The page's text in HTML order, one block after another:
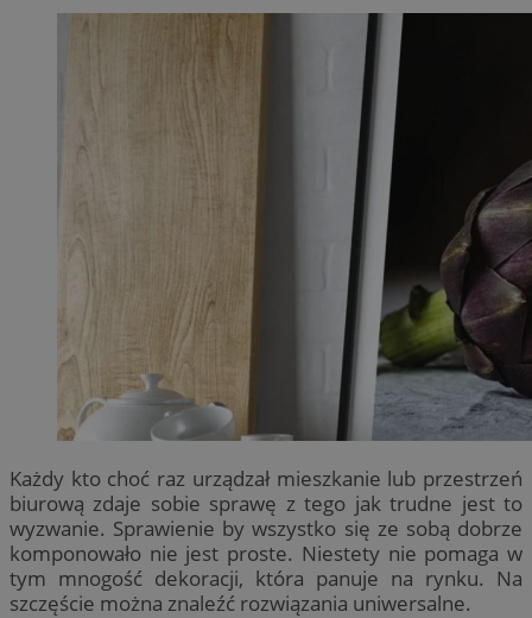
Każdy kto choć raz urządzał mieszkanie lub przestrzeń
biurową zdaje sobie sprawę z tego jak trudne jest to
wyzwanie. Sprawienie by wszystko się ze sobą dobrze
komponowało nie jest proste. Niestety nie pomaga w
tym mnogość dekoracji, która panuje na rynku. Na
szczęście można znaleźć rozwiązania uniwersalne.